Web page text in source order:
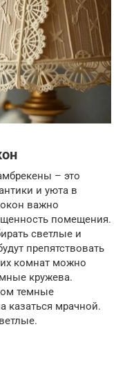
– это
и уюта в
важно
помещения.
светлые и
препятствовать
комнат можно
кружева.
темные
казаться мрачной.